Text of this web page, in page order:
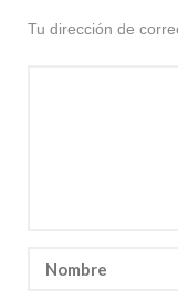
Tu dirección de